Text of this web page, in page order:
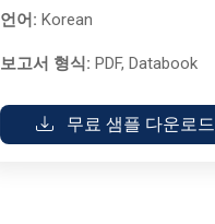
언어: Korean
보고서 형식: PDF, Databook
무료 샘플 다운로드